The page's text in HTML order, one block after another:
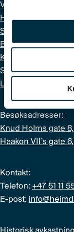
Våre fond
Hvorfor Heimdal
Siste nytt
Bærekraft
Kontakt
Start
Logg inn
Besøksadresser:
Knud Holms gate
Haakon VII’s gate
Kontakt:
Telefon: +47 51 11
E-post: